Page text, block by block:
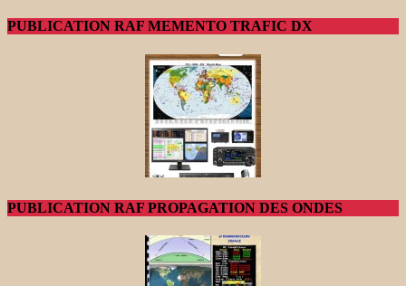
PUBLICATION RAF MEMENTO TRAFIC DX
PUBLICATION RAF PROPAGATION DES ONDES